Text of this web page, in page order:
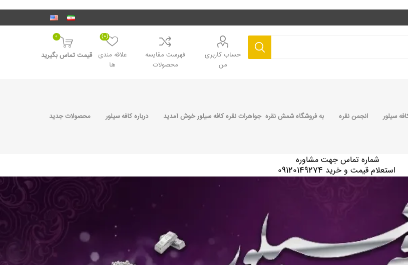
حساب کاربری
من
فهرست مقایسه
محصولات
علاقه مندی
ها
(0)
0
قیمت تماس بگیرید
سیلور انجمن نقره به فروشگاه شمش نقره جواهرات نقره کافه سیلور خوش آمدید درباره کافه سیلور محصولات جدید
شماره تماس جهت مشاوره
استعلام قیمت و خرید 09120149274